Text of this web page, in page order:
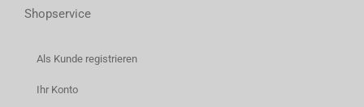
Shopservice
Als Kunde registrieren
Ihr Konto